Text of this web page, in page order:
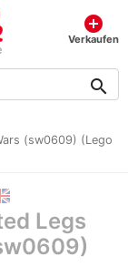
add_circle
Verkaufen
search
(sw0609) (Lego
Legs